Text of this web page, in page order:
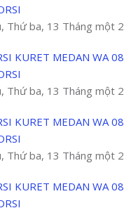
Thứ ba, 13 Tháng một
KURET MEDAN WA
Thứ ba, 13 Tháng một
KURET MEDAN WA
Thứ ba, 13 Tháng một
KURET MEDAN WA